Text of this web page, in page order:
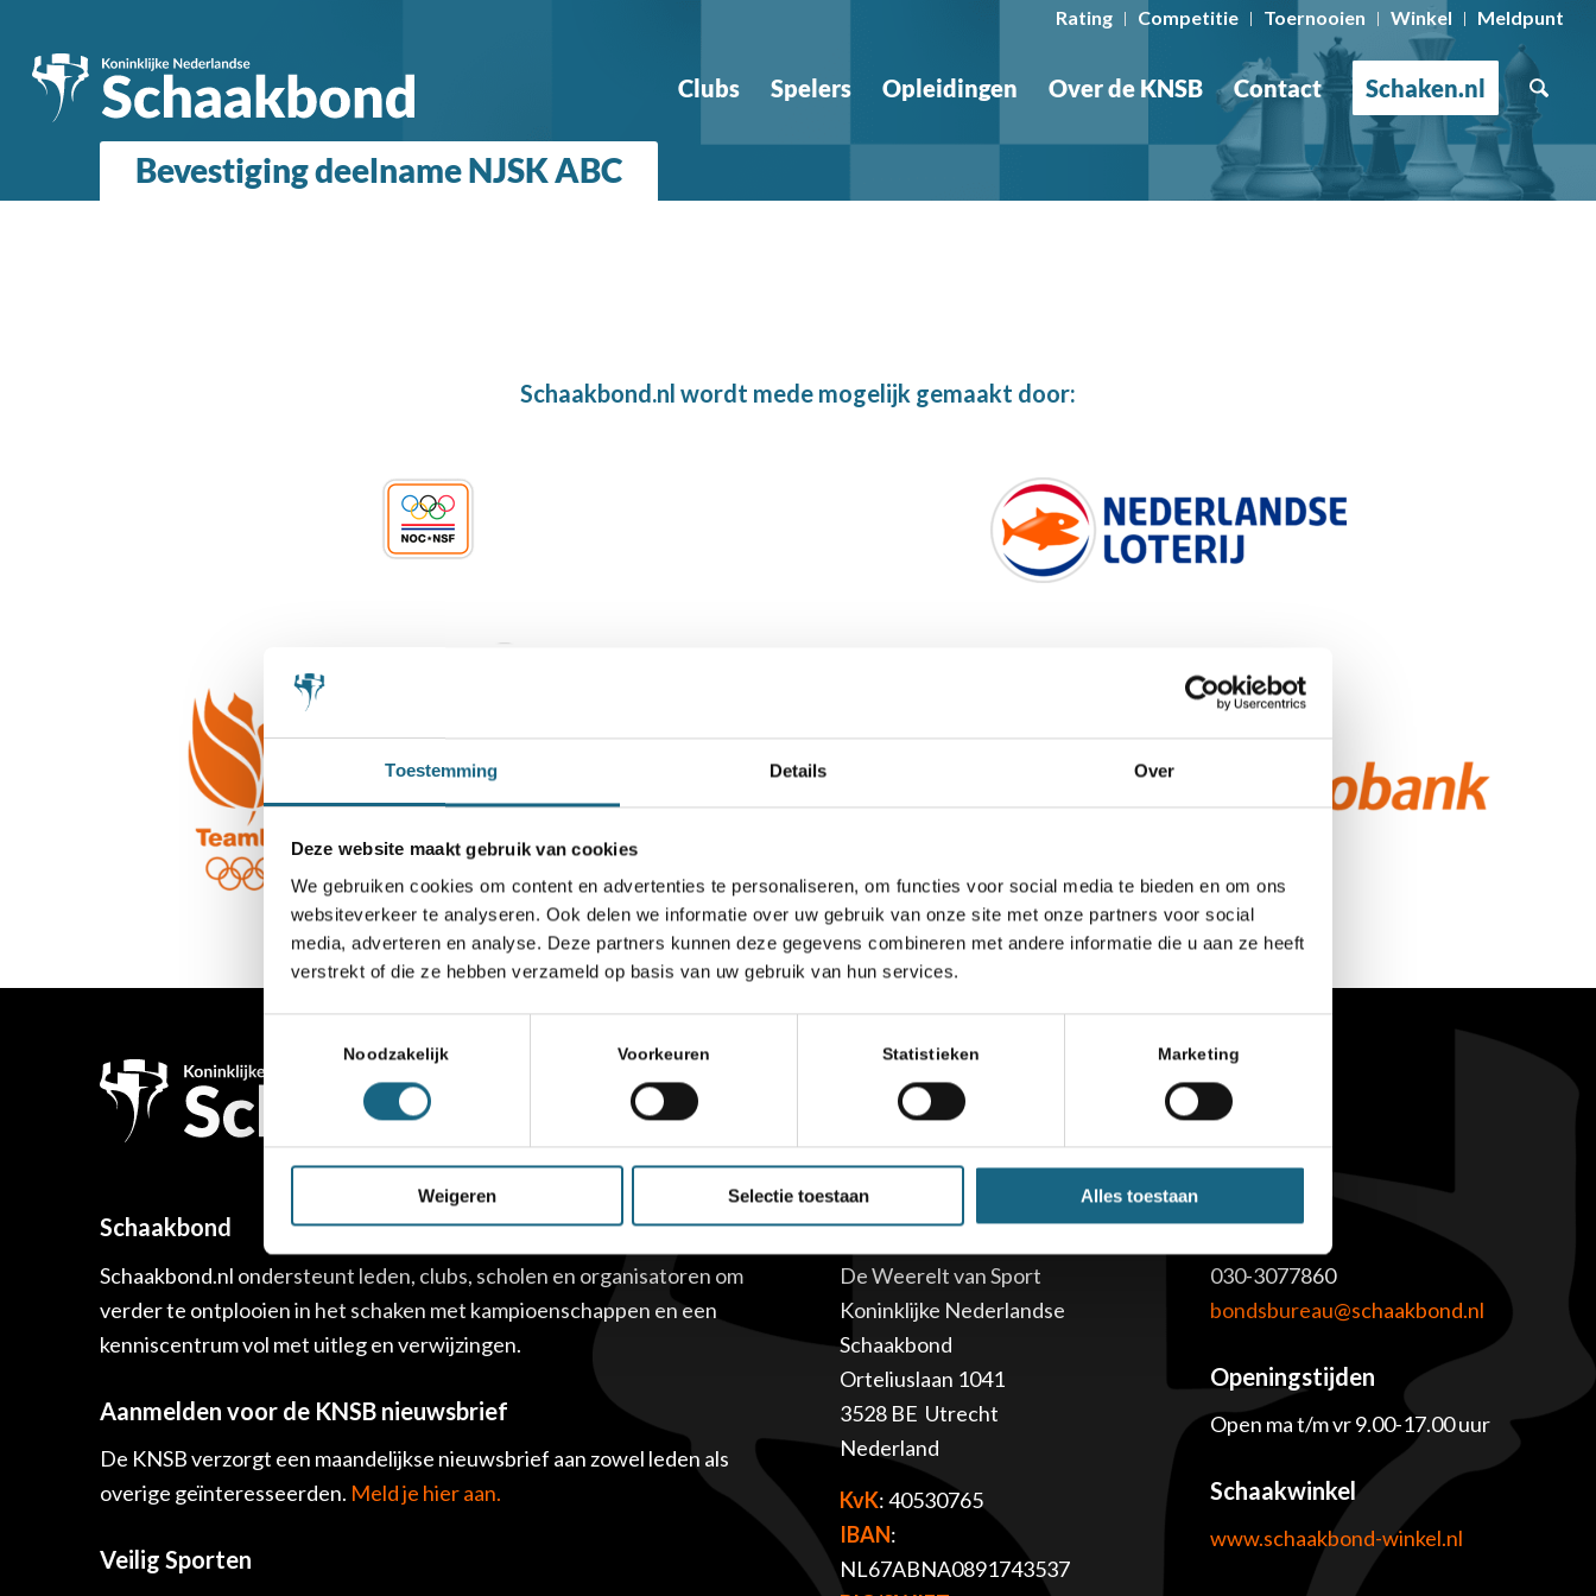
Toestemming Details Over
Deze website maakt gebruik van cookies
We gebruiken cookies om content en advertenties te personaliseren, om functies voor social media te bieden en om ons
websiteverkeer te analyseren. Ook delen we informatie over uw gebruik van onze site met onze partners voor social
media, adverteren en analyse. Deze partners kunnen deze gegevens combineren met andere informatie die u aan ze heeft
verstrekt of die ze hebben verzameld op basis van uw gebruik van hun services.
Noodzakelijk Voorkeuren Statistieken Marketing
Weigeren Selectie toestaan Alles toestaan
Rating Competitie Toernooien Winkel Meldpunt
Clubs Spelers Opleidingen Over de KNSB Contact Schaken.nl
Bevestiging deelname NJSK ABC
Schaakbond.nl wordt mede mogelijk gemaakt door:
Schaakbond
Schaakbond.nl ondersteunt leden, clubs, scholen en organisatoren om
verder te ontplooien in het schaken met kampioenschappen en een
kenniscentrum vol met uitleg en verwijzingen.
Aanmelden voor de KNSB nieuwsbrief
De KNSB verzorgt een maandelijkse nieuwsbrief aan zowel leden als
overige geïnteresseerden. Meld je hier aan.
Veilig Sporten
Adres
De Weerelt van Sport
Koninklijke Nederlandse
Schaakbond
Orteliuslaan 1041
3528 BE Utrecht
Nederland
KvK: 40530765
IBAN:
NL67ABNA0891743537
Contact
030-3077860
bondsbureau@schaakbond.nl
Openingstijden
Open ma t/m vr 9.00-17.00 uur
Schaakwinkel
www.schaakbond-winkel.nl